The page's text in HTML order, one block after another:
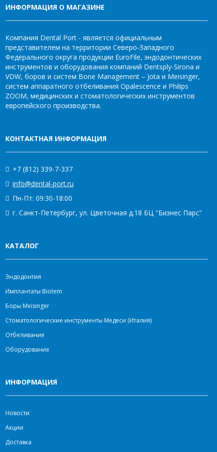
ИНФОРМАЦИЯ О МАГАЗИНЕ
Компания Dental Port - является официальным
представителем на территории Северо-Западного
Федерального округа продукции EuroFile, эндодонтических
инструментов и оборудования компаний Dentsply-Sirona и
VDW, боров и систем Bone Management – Jota и Meisinger,
систем аппаратного отбеливания Opalescence и Philips
ZOOM, медицинских и стоматологических инструментов
европейского производства.
КОНТАКТНАЯ ИНФОРМАЦИЯ
+7 (812) 339-7-337
info@dental-port.ru
Пн-Пт: 09:30-18:00
г. Санкт-Петербург, ул. Цветочная д.18 БЦ "Бизнес Парс"
КАТАЛОГ
Эндодонтия
Имплантаты Biotem
Боры Meisinger
Стоматологические инструменты Медеси (Италия)
Отбеливание
Оборудование
ИНФОРМАЦИЯ
Новости
Акции
Доставка